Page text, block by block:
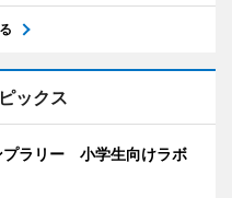
ックス
プラリー 小学生向けラボ